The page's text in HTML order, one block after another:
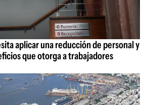
aplicar una reducción de personal y
que otorga a trabajadores